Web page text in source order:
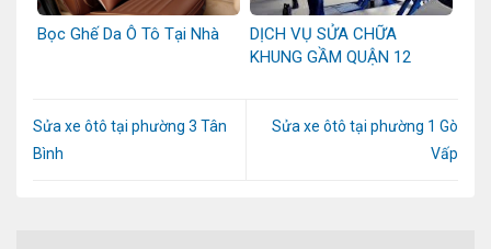
Bọc Ghế Da Ô Tô Tại Nhà
DỊCH VỤ SỬA CHỮA
KHUNG GẦM QUẬN 12
Sửa xe ôtô tại phường 3 Tân
Bình
Sửa xe ôtô tại phường 1 Gò
Vấp